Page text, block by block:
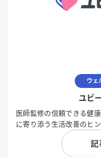
ウェ
ユビ
医師監修の信頼できる健
に寄り添う生活改善のヒ
記